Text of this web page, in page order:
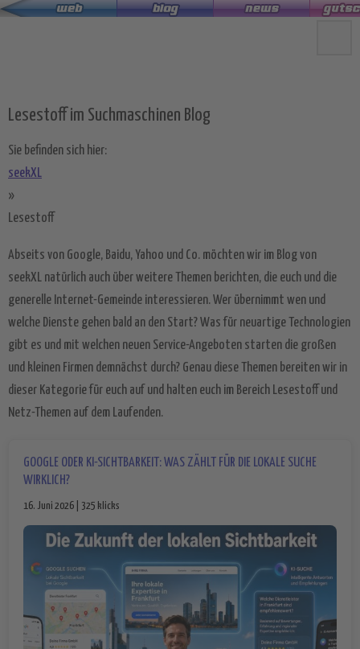
Zum
Lesestoff im Suchmaschinen Blog
Sie befinden sich hier:
seekXL
»
Lesestoff
Abseits von Google, Baidu, Yahoo und Co. möchten wir im Blog von
seekXL natürlich auch über weitere Themen berichten, die euch und die
generelle Internet-Gemeinde interessieren. Wer übernimmt wen und
welche Dienste gehen bald an den Start? Was für neuartige Technologien
gibt es und mit welchen neuen Service-Angeboten starten die großen
und kleinen Firmen demnächst durch? Genau diese Themen bereiten wir in
dieser Kategorie für euch auf und halten euch im Bereich Lesestoff und
Netz-Themen auf dem Laufenden.
GOOGLE ODER KI-SICHTBARKEIT: WAS ZÄHLT FÜR DIE LOKALE SUCHE
WIRKLICH?
16. Juni 2026 | 325 klicks